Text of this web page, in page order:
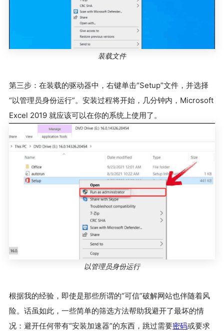
装载文件
第三步：在装载的驱动器中，右键单击“Setup”文件，并选择
“以管理员身份运行”。安装过程将开始，几分钟内，Microsoft
Excel 2019 就应该可以在你的系统上使用了。
以管理员身份运行
根据我的经验，即使是那些所谓的“可信”破解网站也伴随着风
险。话虽如此，一些简单的筛选方法帮助我避开了最坏的情
况：避开任何带有“安装加速器”的东西，跳过需要密码或要求